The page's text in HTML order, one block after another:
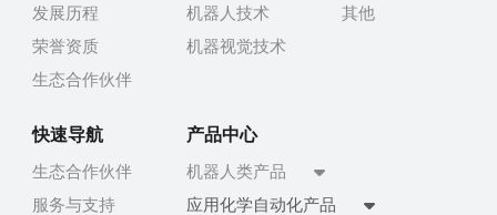
发展历程
荣誉资质
生态合作伙伴
机器人技术
机器视觉技术
其他
快速导航
生态合作伙伴
服务与支持
产品中心
机器人类产品
应用化学自动化产品